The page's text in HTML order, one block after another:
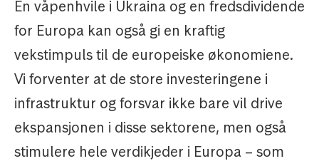
En våpenhvile i Ukraina og en fredsdividende
for Europa kan også gi en kraftig
vekstimpuls til de europeiske økonomiene.
Vi forventer at de store investeringene i
infrastruktur og forsvar ikke bare vil drive
ekspansjonen i disse sektorene, men også
stimulere hele verdikjeder i Europa – som